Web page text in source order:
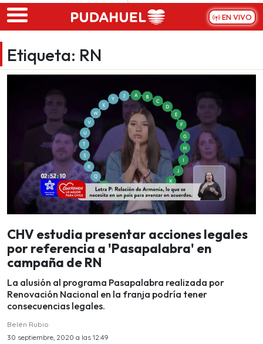
Skip to main content
EN VIVO
Etiqueta: RN
CHV estudia presentar acciones legales
por referencia a 'Pasapalabra' en
campaña de RN
La alusión al programa Pasapalabra realizada por
Renovación Nacional en la franja podría tener
consecuencias legales.
Belén Rubio
30 septiembre, 2020 a las 12:49